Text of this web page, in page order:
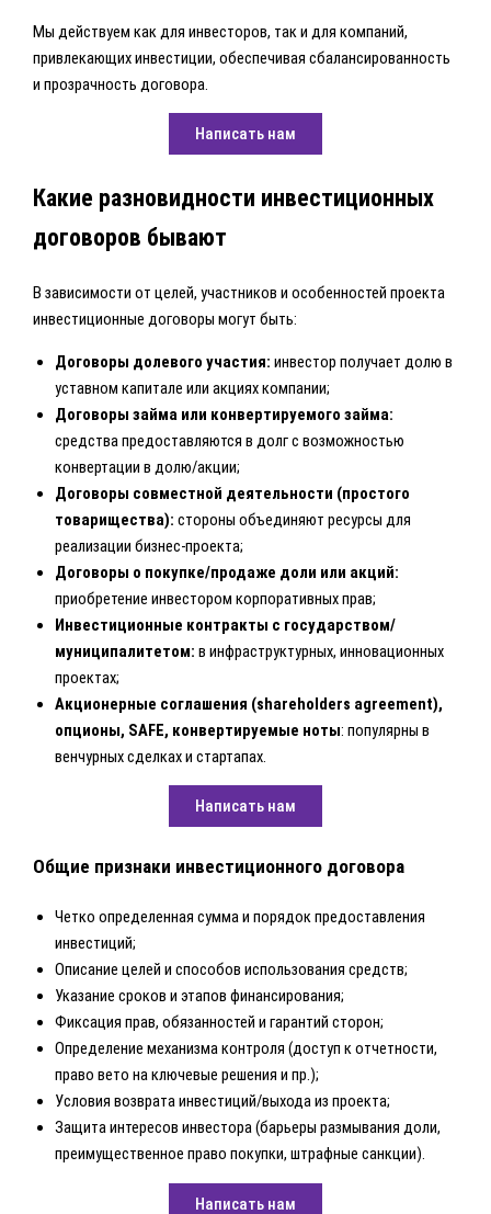
Мы действуем как для инвесторов, так и для компаний,
привлекающих инвестиции, обеспечивая сбалансированность
и прозрачность договора.
Написать нам
Какие разновидности инвестиционных
договоров бывают
В зависимости от целей, участников и особенностей проекта
инвестиционные договоры могут быть:
Договоры долевого участия: инвестор получает долю в
уставном капитале или акциях компании;
Договоры займа или конвертируемого займа:
средства предоставляются в долг с возможностью
конвертации в долю/акции;
Договоры совместной деятельности (простого
товарищества): стороны объединяют ресурсы для
реализации бизнес-проекта;
Договоры о покупке/продаже доли или акций:
приобретение инвестором корпоративных прав;
Инвестиционные контракты с государством/
муниципалитетом: в инфраструктурных, инновационных
проектах;
Акционерные соглашения (shareholders agreement),
опционы, SAFE, конвертируемые ноты: популярны в
венчурных сделках и стартапах.
Написать нам
Общие признаки инвестиционного договора
Четко определенная сумма и порядок предоставления
инвестиций;
Описание целей и способов использования средств;
Указание сроков и этапов финансирования;
Фиксация прав, обязанностей и гарантий сторон;
Определение механизма контроля (доступ к отчетности,
право вето на ключевые решения и пр.);
Условия возврата инвестиций/выхода из проекта;
Защита интересов инвестора (барьеры размывания доли,
преимущественное право покупки, штрафные санкции).
Написать нам